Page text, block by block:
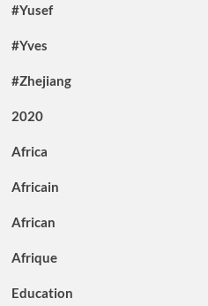
#Yusef
#Yves
#Zhejiang
2020
Africa
Africain
African
Afrique
Education